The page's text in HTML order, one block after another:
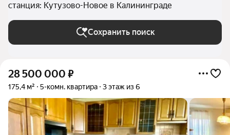
станция: Кутузово-Новое в Калининграде
Сохранить поиск
28 500 000 ₽
175,4 м² 5-комн. квартира 3 этаж из 6